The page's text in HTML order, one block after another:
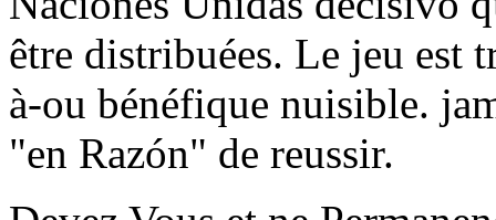
être distribuées. Le jeu est
à-ou bénéfique nuisible.
"en Razón" de reussir.